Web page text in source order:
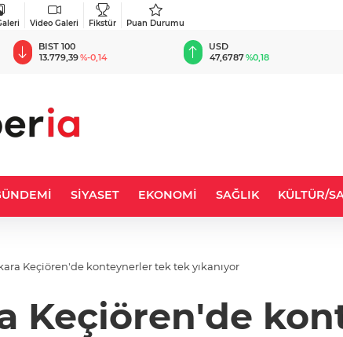
Video Galeri Fikstür Puan Durumu
USD
47,6787%0,18
EUR
55,1254%0,32
SİYASET EKONOMİ SAĞLIK KÜLTÜR/
Keçiören'de konteynerler tek tek yıkanıyor
Keçiören'de